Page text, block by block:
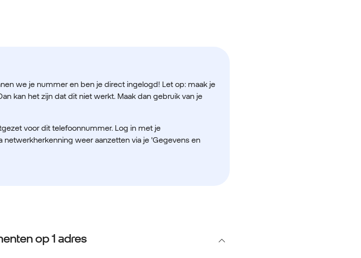
we je nummer en ben je direct ingelogd! Let op: maak je
kan het zijn dat dit niet werkt. Maak dan gebruik van je
voor dit telefoonnummer. Log in met je
weer aanzetten via je 'Gegevens en
op 1 adres